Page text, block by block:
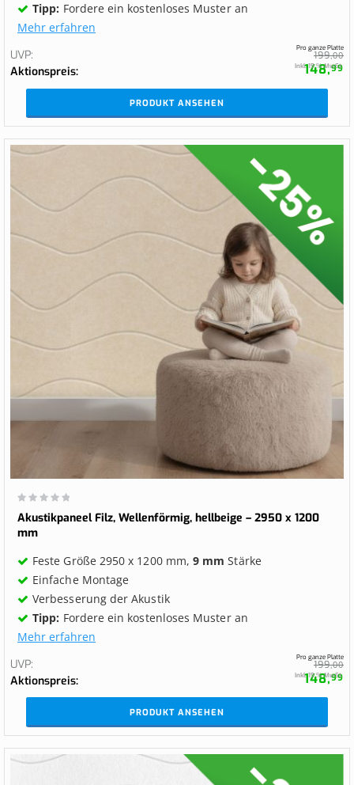
Tipp: Fordere ein kostenloses Muster an
Mehr erfahren
UVP
199,00
Aktionspreis
Pro ganze Platte
148,99
Inkl. 19 % MwSt.
PRODUKT ANSEHEN
Wertung:
0%
Akustikpaneel Filz, Wellenförmig, hellbeige – 2950 x 1200
mm
Feste Größe 2950 x 1200 mm,9 mm Stärke
Einfache Montage
Verbesserung der Akustik
Tipp: Fordere ein kostenloses Muster an
Mehr erfahren
UVP
199,00
Aktionspreis
Pro ganze Platte
148,99
Inkl. 19 % MwSt.
PRODUKT ANSEHEN